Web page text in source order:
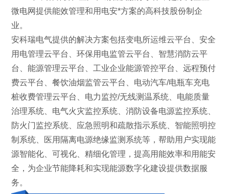
微电网提供能效管理和用电安*方案的高科技股份制企
业。
安科瑞电气提供的解决方案包括变电所运维云平台、安全
用电管理云平台、环保用电监管云平台、智慧消防云平
台、能源管理云平台、工业企业能源管控平台、远程预付
费云平台、餐饮油烟监管云平台、电动汽车/电瓶车充电
桩收费管理云平台、电力监控/无线测温系统、电能质量
治理系统、电气火灾监控系统、消防设备电源监控系统、
防火门监控系统、应急照明和疏散指示系统、智能照明控
制系统、医用隔离电源绝缘监测系统等，帮助用户实现能
源智能化、可视化、精细化管理，提高用能效率和用能安
全，为企业节能降耗和实现能源数字化建设提供数据服
务。